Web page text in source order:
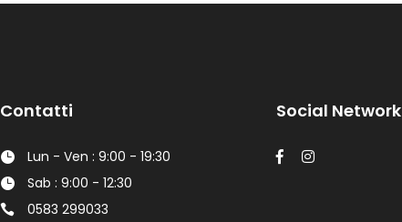
Contatti
Lun - Ven : 9:00 - 19:30
Sab : 9:00 - 12:30
0583 299033
Social Network